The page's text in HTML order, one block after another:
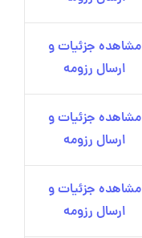
مشاهده جزئیات و
ارسال رزومه
مشاهده جزئیات و
ارسال رزومه
مشاهده جزئیات و
ارسال رزومه